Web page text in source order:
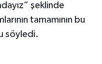
şeklinde
tamamının bu
söyledi.